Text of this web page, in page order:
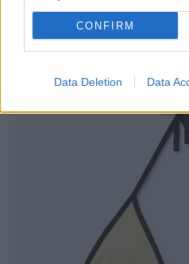
CONFIRM
Data Deletion Data